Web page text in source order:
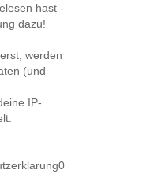
hast -
dazu!
werden
(und
IP-